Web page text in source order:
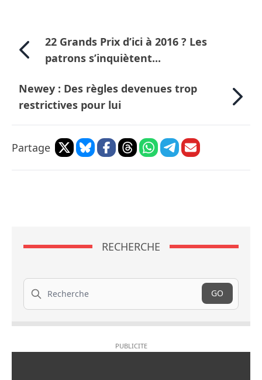
22 Grands Prix d’ici à 2016 ? Les
patrons s’inquiètent...
Newey : Des règles devenues trop
restrictives pour lui
Partage
RECHERCHE
Recherche
GO